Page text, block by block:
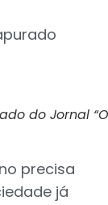
do Jornal
precisa
já